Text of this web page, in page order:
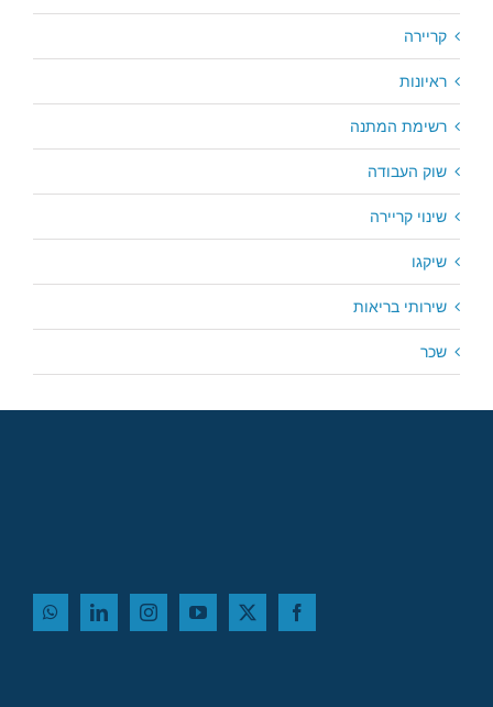
קריירה
ראיונות
רשימת המתנה
שוק העבודה
שינוי קריירה
שיקגו
שירותי בריאות
שכר